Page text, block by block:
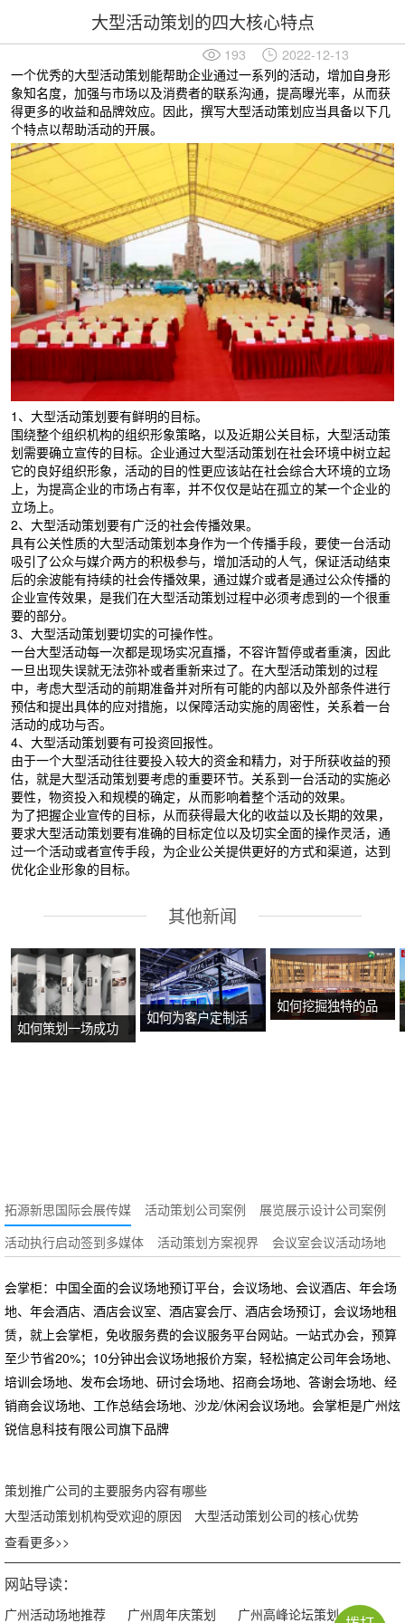
大型活动策划的四大核心特点
193
2022-12-13
一个优秀的大型活动策划能帮助企业通过一系列的活动，增加自身形
象知名度，加强与市场以及消费者的联系沟通，提高曝光率，从而获
得更多的收益和品牌效应。因此，撰写大型活动策划应当具备以下几
个特点以帮助活动的开展。
1、大型活动策划要有鲜明的目标。
围绕整个组织机构的组织形象策略，以及近期公关目标，大型活动策
划需要确立宣传的目标。企业通过大型活动策划在社会环境中树立起
它的良好组织形象，活动的目的性更应该站在社会综合大环境的立场
上，为提高企业的市场占有率，并不仅仅是站在孤立的某一个企业的
立场上。
2、大型活动策划要有广泛的社会传播效果。
具有公关性质的大型活动策划本身作为一个传播手段，要使一台活动
吸引了公众与媒介两方的积极参与，增加活动的人气，保证活动结束
后的余波能有持续的社会传播效果，通过媒介或者是通过公众传播的
企业宣传效果，是我们在大型活动策划过程中必须考虑到的一个很重
要的部分。
3、大型活动策划要切实的可操作性。
一台大型活动每一次都是现场实况直播，不容许暂停或者重演，因此
一旦出现失误就无法弥补或者重新来过了。在大型活动策划的过程
中，考虑大型活动的前期准备并对所有可能的内部以及外部条件进行
预估和提出具体的应对措施，以保障活动实施的周密性，关系着一台
活动的成功与否。
4、大型活动策划要有可投资回报性。
由于一个大型活动往往要投入较大的资金和精力，对于所获收益的预
估，就是大型活动策划要考虑的重要环节。关系到一台活动的实施必
要性，物资投入和规模的确定，从而影响着整个活动的效果。
为了把握企业宣传的目标，从而获得最大化的收益以及长期的效果，
要求大型活动策划要有准确的目标定位以及切实全面的操作灵活，通
过一个活动或者宣传手段，为企业公关提供更好的方式和渠道，达到
优化企业形象的目标。
其他新闻
如何策划一场成功
如何为客户定制活
如何挖掘独特的品
拓源新思国际会展传媒 活动策划公司案例
展览展示设计公司案例
活动执行启动签到多媒体
活动策划方案视界 会议室会议活动场地
会掌柜：中国全面的会议场地预订平台，会议场地、会议酒店、年会场
地、年会酒店、酒店会议室、酒店宴会厅、酒店会场预订，会议场地租
赁，就上会掌柜，免收服务费的会议服务平台网站。一站式办会，预算
至少节省20%；10分钟出会议场地报价方案，轻松搞定公司年会场地、
培训会场地、发布会场地、研讨会场地、招商会场地、答谢会场地、经
销商会议场地、工作总结会场地、沙龙/休闲会议场地。会掌柜是广州炫
锐信息科技有限公司旗下品牌
策划推广公司的主要服务内容有哪些
大型活动策划机构受欢迎的原因
大型活动策划公司的核心优势
查看更多>>
网站导读：
广州活动场地推荐 广州周年庆策划 广州高峰论坛策划